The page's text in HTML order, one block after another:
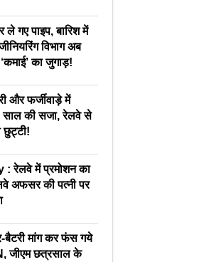
गए पाइप, बारिश में
विभाग अब
का जुगाड़!
और फर्जीवाड़े में
साल की सजा, रेलवे से
छुट्टी!
रेलवे में प्रमोशन का
अफसर की पत्नी पर
बैटरी मांग कर फंस गये
जीएम छत्रसाल के